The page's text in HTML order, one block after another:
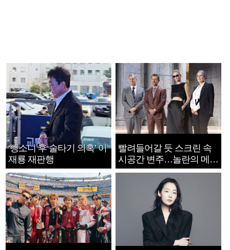
‘뺑소니 후 술타기 의혹’ 이
재룡 재판행
빨려들어갈 듯 스크린 속
시공간 변주…놀란의 메시
지는 ‘전쟁 속죄’